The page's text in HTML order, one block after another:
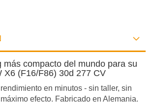
más compacto del mundo para su
X6 (F16/F86) 30d 277 CV
en minutos - sin taller, sin
efecto. Fabricado en Alemania.